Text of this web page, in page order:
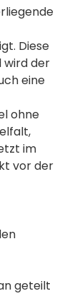
Diese
wird der
eine
ohne
im
vor der
geteilt